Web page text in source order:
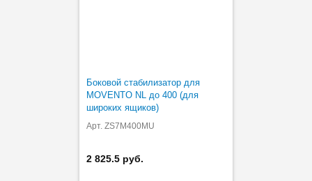
Боковой стабилизатор для
MOVENTO NL до 400 (для
широких ящиков)
Арт. ZS7M400MU
2 825.5 руб.